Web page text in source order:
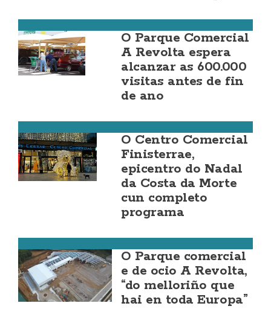
O Parque Comercial
A Revolta espera
alcanzar as 600.000
visitas antes de fin
de ano
O Centro Comercial
Finisterrae,
epicentro do Nadal
da Costa da Morte
cun completo
programa
O Parque comercial
e de ocio A Revolta,
“do melloriño que
hai en toda Europa”